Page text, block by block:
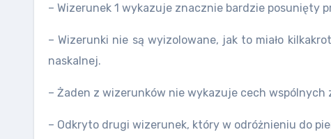
– Wizerunek 1 wykazuje znacznie bardzie posunięty
– Wizerunki nie są wyizolowane, jak to miało
naskalnej.
– Żaden z wizerunków nie wykazuje cech
– Odkryto drugi wizerunek, który w odróżnieniu do